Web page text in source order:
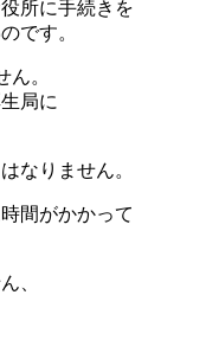
所に手続きを
です。
。
局に
なりません。
間がかかって
、